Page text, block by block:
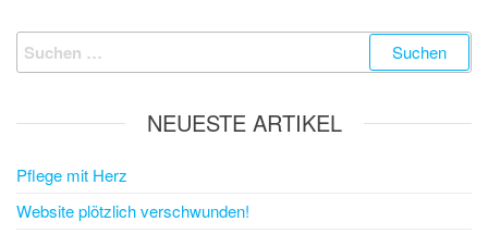
Suchen
nach:
NEUESTE ARTIKEL
Pflege mit Herz
Website plötzlich verschwunden!